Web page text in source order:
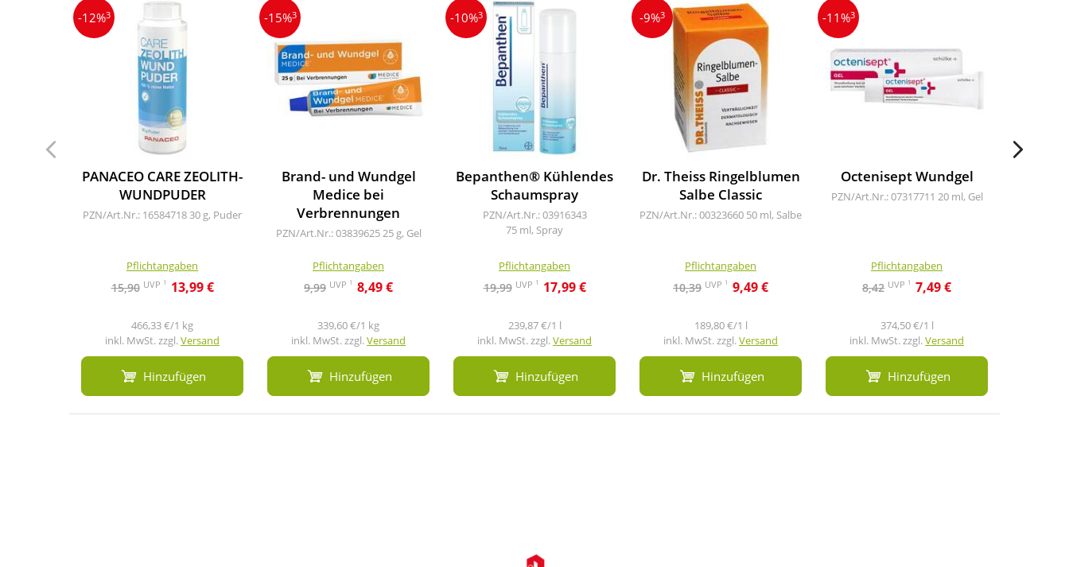
-12%3
PANACEO CARE ZEOLITH-
WUNDPUDER
PZN/Art.Nr.: 16584718 30 g, Puder
Pflichtangaben
15,90 UVP 1 13,99 €
466,33 €/1 kg
inkl. MwSt. zzgl.Versand
Hinzufügen
-15%3
Brand- und Wundgel
Medice bei
Verbrennungen
PZN/Art.Nr.: 0383962525 g, Gel
Pflichtangaben
9,99 UVP 1 8,49 €
339,60 €/1 kg
inkl. MwSt. zzgl.Versand
Hinzufügen
-10%3
Bepanthen® Kühlendes
Schaumspray
PZN/Art.Nr.: 03916343
75 ml, Spray
Pflichtangaben
19,99 UVP 1 17,99 €
239,87 €/1 l
inkl. MwSt. zzgl.Versand
Hinzufügen
-9%3
Dr. Theiss Ringelblumen
Salbe Classic
PZN/Art.Nr.: 00323660 50 ml, Salbe
Pflichtangaben
10,39 UVP 1 9,49 €
189,80 €/1 l
inkl. MwSt. zzgl.Versand
Hinzufügen
-11%3
Octenisept Wundgel
PZN/Art.Nr.: 07317711 20 ml, Gel
Pflichtangaben
8,42 UVP 1 7,49 €
374,50 €/1 l
inkl. MwSt. zzgl.Versand
Hinzufügen